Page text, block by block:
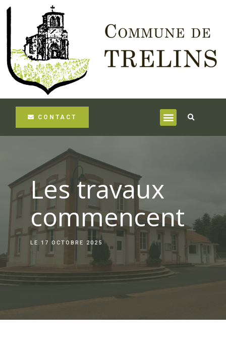
CONTACT
Les travaux
commencent
LE 17 OCTOBRE 2025